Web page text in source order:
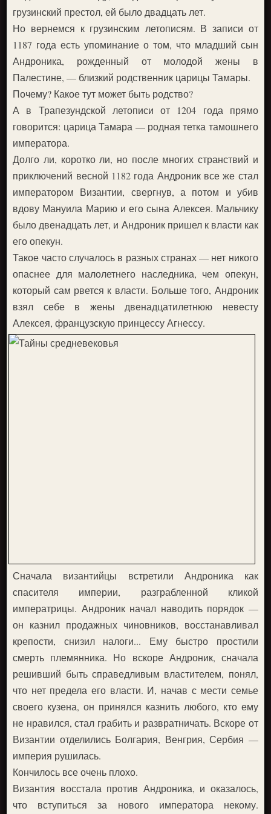
грузинский престол, ей было двадцать лет.
Но вернемся к грузинским летописям. В записи от
1187 года есть упоминание о том, что младший сын
Андроника, рожденный от молодой жены в
Палестине, — близкий родственник царицы Тамары.
Почему? Какое тут может быть родство?
А в Трапезундской летописи от 1204 года прямо
говорится: царица Тамара — родная тетка тамошнего
императора.
Долго ли, коротко ли, но после многих странствий и
приключений весной 1182 года Андроник все же стал
императором Византии, свергнув, а потом и убив
вдову Мануила Марию и его сына Алексея. Мальчику
было двенадцать лет, и Андроник пришел к власти как
его опекун.
Такое часто случалось в разных странах — нет никого
опаснее для малолетнего наследника, чем опекун,
который сам рвется к власти. Больше того, Андроник
взял себе в жены двенадцатилетнюю невесту
Алексея, французскую принцессу Агнессу.
Сначала византийцы встретили Андроника как
спасителя империи, разграбленной кликой
императрицы. Андроник начал наводить порядок —
он казнил продажных чиновников, восстанавливал
крепости, снизил налоги... Ему быстро простили
смерть племянника. Но вскоре Андроник, сначала
решивший быть справедливым властителем, понял,
что нет предела его власти. И, начав с мести семье
своего кузена, он принялся казнить любого, кто ему
не нравился, стал грабить и развратничать. Вскоре от
Византии отделились Болгария, Венгрия, Сербия —
империя рушилась.
Кончилось все очень плохо.
Византия восстала против Андроника, и оказалось,
что вступиться за нового императора некому.